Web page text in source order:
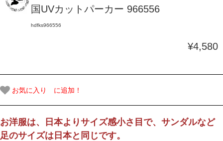
国UVカットパーカー 966556
hdfks966556
¥4,580
お気に入り に追加！
お洋服は、日本よりサイズ感小さ目で、サンダルなど
足のサイズは日本と同じです。